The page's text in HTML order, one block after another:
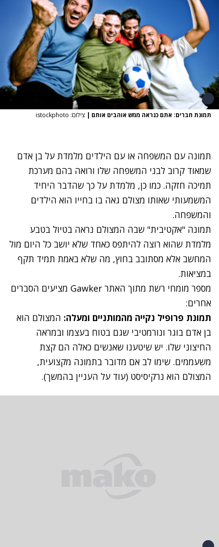
תמונת חברים: אתם כנראה ממש אוהבים אותם | צילום: istockphoto
תמונה עם המשפחה או עם הילדים מלמדת על בן אדם
שמאוד קרוב לבני המשפחה שלו ורואה בהם מערכת
תמיכה חזקה. כמו כן, מלמדת על כך שהדבר היחיד
המשמעותי שאותו מצולם גאה בו בחייו הוא הילדים
והמשפחה.
תמונה "אקטיבית" שבה המצולם נראה בטיול בטבע
מלמדת שהוא רוצה להיתפס כאחד שלא יושב כל היום מול
המחשב אלא מסתובב בחוץ, מה שלא באמת תמיד תקף
במציאות.
מספר מומחי רשת מתוך האתר Gawker מציעים הסברים
אחרים:
תמונת פרופיל נקייה מהמותניים ומעלה: המצולם הוא
בן אדם בוגר ונורמטיבי שגם בטוח בעצמו ובמראה
החיצוני שלו. יש שיטענו שאנשים כאלה הם קצת
משעממים. שימו לב אם מדובר בתמונה מקצועית,
המצולם הוא נרקיסיסט (עוד על העניין בהמשך).